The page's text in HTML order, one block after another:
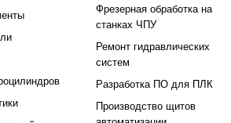
Фрезерная обработка на
станках ЧПУ
Ремонт гидравлических
систем
Разработка ПО для ПЛК
Производство щитов